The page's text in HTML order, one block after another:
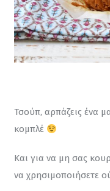
Τσούπ, αρπάζεις ένα
κομπλέ
Και για να μη σας
να χρησιμοποιήσετε